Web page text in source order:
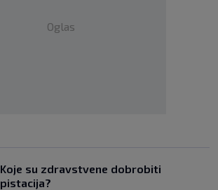
Oglas
Koje su zdravstvene dobrobiti
pistacija?